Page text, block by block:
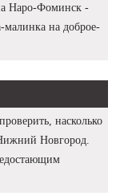
Наро-Фоминск -
на доброе-
насколько
Новгород.